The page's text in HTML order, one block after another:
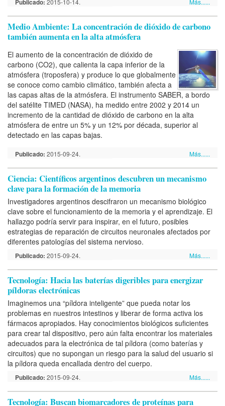
Publicado:
Medio Ambiente: La concentración de dióxido de carbono
también aumenta en la alta atmósfera
El aumento de la concentración de dióxido de
carbono (CO2), que calienta la capa inferior de la
atmósfera (troposfera) y produce lo que globalmente
se conoce como cambio climático, también afecta a
las capas altas de la atmósfera. El instrumento SABER, a bordo
del satélite TIMED (NASA), ha medido entre 2002 y 2014 un
incremento de la cantidad de dióxido de carbono en la alta
atmósfera de entre un 5% y un 12% por década, superior al
detectado en las capas bajas.
Publicado: 2015-09-24. Más......
Ciencia: Científicos argentinos descubren un mecanismo
clave para la formación de la memoria
Investigadores argentinos descifraron un mecanismo biológico
clave sobre el funcionamiento de la memoria y el aprendizaje. El
hallazgo podría servir para inspirar, en el futuro, posibles
estrategias de reparación de circuitos neuronales afectados por
diferentes patologías del sistema nervioso.
Publicado: 2015-09-24. Más......
Tecnología: Hacia las baterías digeribles para energizar
píldoras electrónicas
Imaginemos una “píldora inteligente” que pueda notar los
problemas en nuestros intestinos y liberar de forma activa los
fármacos apropiados. Hay conocimientos biológicos suficientes
para crear tal dispositivo, pero aún falta encontrar los materiales
adecuados para la electrónica de tal píldora (como baterías y
circuitos) que no supongan un riesgo para la salud del usuario si
la píldora queda encallada dentro del cuerpo.
Publicado: 2015-09-24. Más......
Tecnología: Buscan biomarcadores de proteínas para